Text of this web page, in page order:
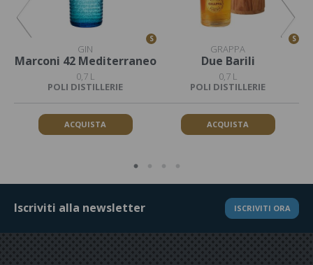
S
GIN
Marconi 42 Mediterraneo
0,7 L
POLI DISTILLERIE
ACQUISTA
S
GRAPPA
Due Barili
0,7 L
POLI DISTILLERIE
ACQUISTA
Iscriviti alla newsletter ISCRIVITI ORA